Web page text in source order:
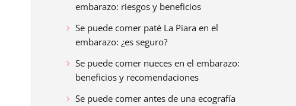
embarazo: riesgos y beneficios
Se puede comer paté La Piara en el
embarazo: ¿es seguro?
Se puede comer nueces en el embarazo:
beneficios y recomendaciones
Se puede comer antes de una ecografía